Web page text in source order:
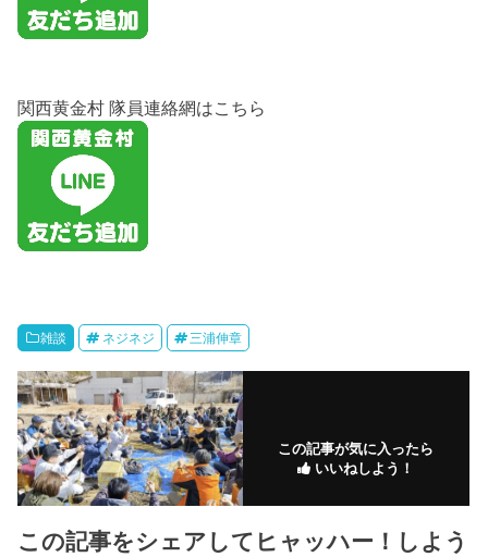
関西黄金村 隊員連絡網はこちら
雑談 ネジネジ 三浦伸章
この記事が気に入ったら
いいねしよう！
この記事をシェアしてヒャッハー！しよう